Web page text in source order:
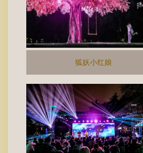
狐妖小红娘